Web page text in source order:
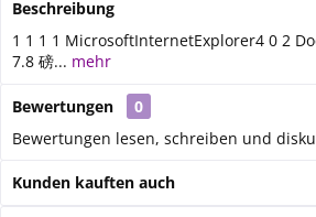
Beschreibung
1 1 1 1 MicrosoftInternetExplorer4 0 2
7.8 磅... mehr
Bewertungen
0
Bewertungen lesen, schreiben und
Kunden kauften auch